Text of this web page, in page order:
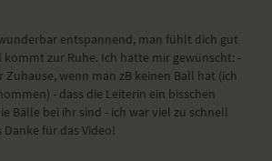
Die MyoFascialTools kannst du über Lucias
spirit.ch
entspannend, man fühlt dich gut
zur Ruhe. Ich hätte mir gewünscht: -
Zuhause, wenn man zB keinen Ball hat (ich
- dass die Leiterin ein bisschen
Bälle bei ihr sind - ich war viel zu schnell
für das Video!